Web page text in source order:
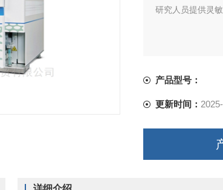
研究人员提供灵
产品型号：
更新时间：